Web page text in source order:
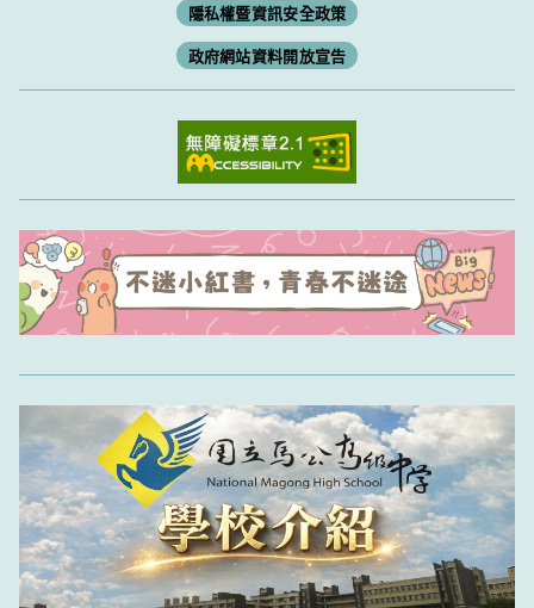
隱私權暨資訊安全政策
政府網站資料開放宣告